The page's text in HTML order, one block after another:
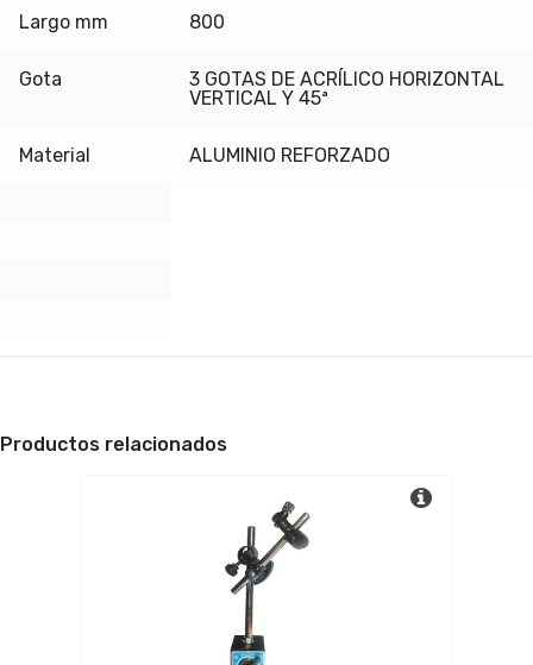
Largo mm 800
Gota
3 GOTAS DE ACRÍLICO HORIZONTAL
VERTICAL Y 45ª
Material ALUMINIO REFORZADO
Productos relacionados